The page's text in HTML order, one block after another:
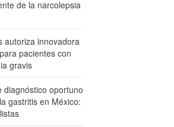
de la narcolepsia
autoriza innovadora
pacientes con
gravis
diagnóstico oportuno
gastritis en México: